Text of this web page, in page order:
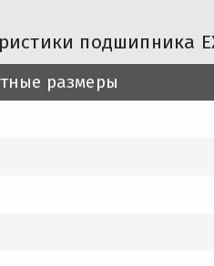
подшипника
размеры